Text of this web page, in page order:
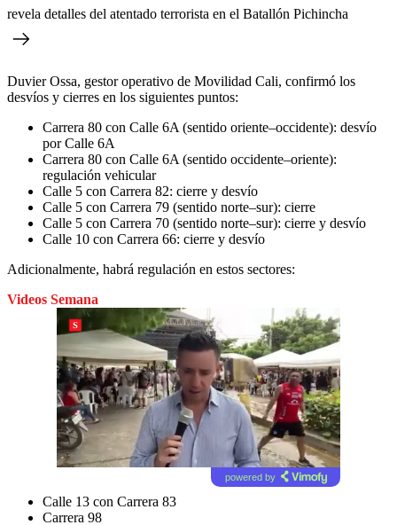
revela detalles del atentado terrorista en el Batallón Pichincha
Duvier Ossa, gestor operativo de Movilidad Cali, confirmó los
desvíos y cierres en los siguientes puntos:
Carrera 80 con Calle 6A (sentido oriente–occidente): desvío
por Calle 6A
Carrera 80 con Calle 6A (sentido occidente–oriente):
regulación vehicular
Calle 5 con Carrera 82: cierre y desvío
Calle 5 con Carrera 79 (sentido norte–sur): cierre
Calle 5 con Carrera 70 (sentido norte–sur): cierre y desvío
Calle 10 con Carrera 66: cierre y desvío
Adicionalmente, habrá regulación en estos sectores:
Videos Semana
powered by
Calle 13 con Carrera 83
Carrera 98